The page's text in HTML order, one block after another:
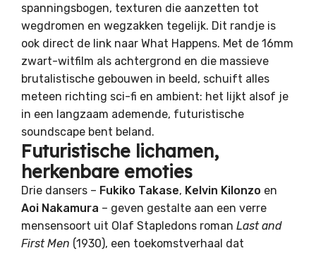
spanningsbogen, texturen die aanzetten tot
wegdromen en wegzakken tegelijk. Dit randje is
ook direct de link naar What Happens. Met de 16mm
zwart-witfilm als achtergrond en die massieve
brutalistische gebouwen in beeld, schuift alles
meteen richting sci-fi en ambient: het lijkt alsof je
in een langzaam ademende, futuristische
soundscape bent beland.
Futuristische lichamen,
herkenbare emoties
Drie dansers – Fukiko Takase, Kelvin Kilonzo en
Aoi Nakamura – geven gestalte aan een verre
mensensoort uit Olaf Stapledons roman Last and
First Men (1930), een toekomstverhaal dat